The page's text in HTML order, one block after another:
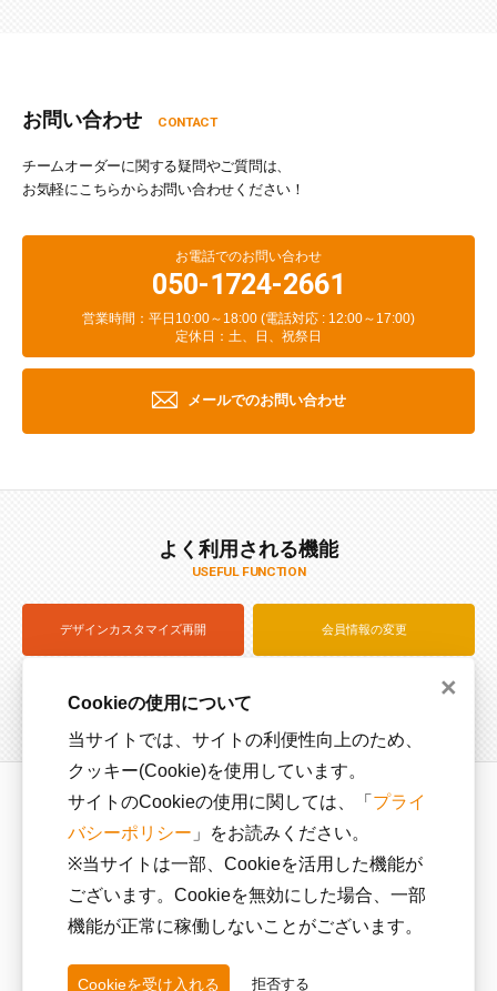
お問い合わせ CONTACT
チームオーダーに関する疑問やご質問は、
お気軽にこちらからお問い合わせください！
お電話でのお問い合わせ
050-1724-2661
営業時間：平日10:00～18:00 (電話対応 : 12:00～17:00)
定休日：土、日、祝祭日
メールでのお問い合わせ
よく利用される機能
USEFUL FUNCTION
デザインカスタマイズ再開 会員情報の変更
運営会社 利用規約
プライバシーポリシー
カスタマーハラスメントに
対する方針
特定商取引に関する法律に
基づく表記
SNS
×
Cookieの使用について
当サイトでは、サイトの利便性向上のため、
クッキー(Cookie)を使用しています。
サイトのCookieの使用に関しては、「 プライ
バシーポリシー 」をお読みください。
※当サイトは一部、Cookieを活用した機能が
ございます。Cookieを無効にした場合、一部
機能が正常に稼働しないことがございます。
Cookieを受け入れる 拒否する